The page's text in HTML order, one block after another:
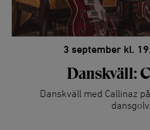
3 september kl.
Danskväll:
Danskväll med Callinaz
dansgolv.